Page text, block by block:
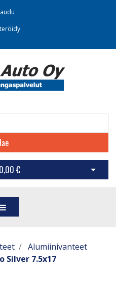
0,00 € Avaa
Alumiinivanteet
Silver 7.5x17